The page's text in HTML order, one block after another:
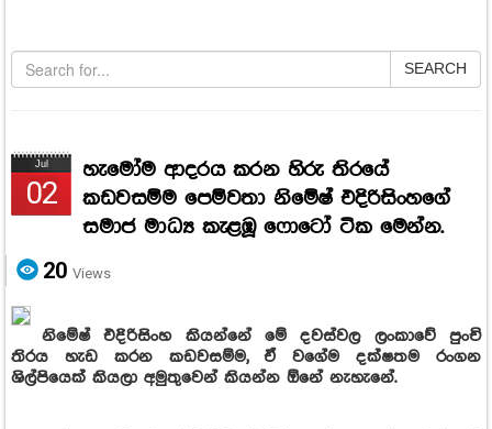
SEARCH
Jul
02
හැමෝම ආදරය කරන හිරු තිරයේ
කඩවසම්ම පෙම්වතා නිමේෂ් එදිරිසිංහගේ
සමාජ මාධ්‍ය කැළඹූ ෆොටෝ ටික මෙන්න.
20 Views
නිමේෂ් එදිරිසිංහ කියන්නේ මේ දවස්වල ලංකාවේ පුංචි
තිරය හැඩ කරන කඩවසම්ම, ඒ වගේම දක්ෂතම රංගන
ශිල්පියෙක් කියලා අමුතුවෙන් කියන්න ඕනේ නැහැනේ.